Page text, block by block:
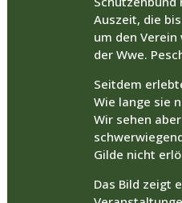
Auszeit, die
um den
der Wwe.
Seitdem
Wie lange sie
Wir sehen
Gilde nicht
Das Bild zeigt